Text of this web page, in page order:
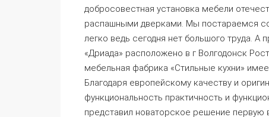
добросовестная установка мебели
распашными дверками. Мы постараемся
легко ведь сегодня нет большого труда. А
«Дриада» расположено в г Волгодонск
мебельная фабрика «Стильные кухни»
Благодаря европейскому качеству и
функциональность практичность и
представил новаторское решение